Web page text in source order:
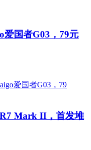
爱国者G03，79元
Mark II，首发堆